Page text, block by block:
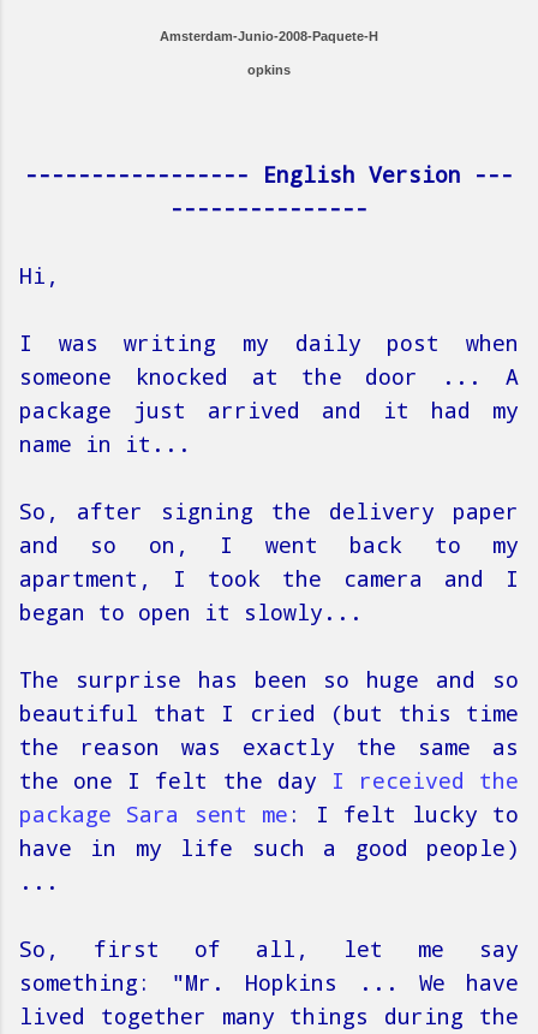
Amsterdam-Junio-2008-Paquete-H
opkins
----------------- English Version ---
---------------
Hi,
I was writing my daily post when
someone knocked at the door ... A
package just arrived and it had my
name in it...
So, after signing the delivery paper
and so on, I went back to my
apartment, I took the camera and I
began to open it slowly...
The surprise has been so huge and so
beautiful that I cried (but this time
the reason was exactly the same as
the one I felt the day I received the
package Sara sent me : I felt lucky to
have in my life such a good people)
...
So, first of all, let me say
something: "Mr. Hopkins ... We have
lived together many things during the